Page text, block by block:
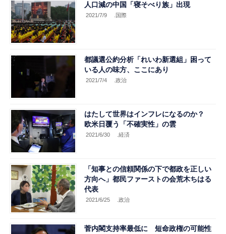
人口減の中国「寝そべり族」出現
2021/7/9 .国際
都議選公約分析「れいわ新選組」困って
いる人の味方、ここにあり
2021/7/4 .政治
はたして世界はインフレになるのか？
欧米日覆う「不確実性」の雲
2021/6/30 .経済
「知事との信頼関係の下で都政を正しい
方向へ」都民ファーストの会荒木ちはる
代表
2021/6/25 .政治
菅内閣支持率最低に 短命政権の可能性